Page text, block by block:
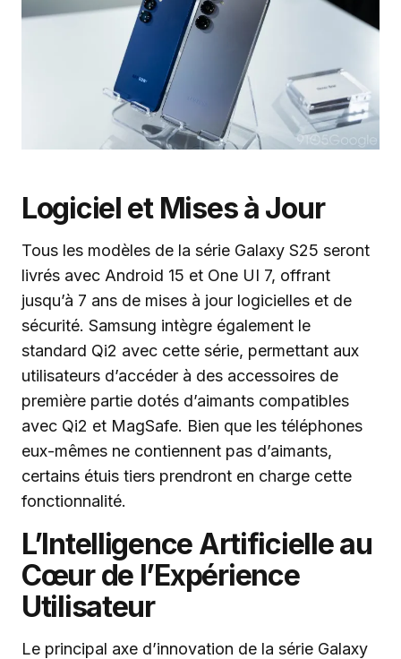
Logiciel et Mises à Jour
Tous les modèles de la série Galaxy S25 seront
livrés avec Android 15 et One UI 7, offrant
jusqu’à 7 ans de mises à jour logicielles et de
sécurité. Samsung intègre également le
standard Qi2 avec cette série, permettant aux
utilisateurs d’accéder à des accessoires de
première partie dotés d’aimants compatibles
avec Qi2 et MagSafe. Bien que les téléphones
eux-mêmes ne contiennent pas d’aimants,
certains étuis tiers prendront en charge cette
fonctionnalité.
L’Intelligence Artificielle au
Cœur de l’Expérience
Utilisateur
Le principal axe d’innovation de la série Galaxy